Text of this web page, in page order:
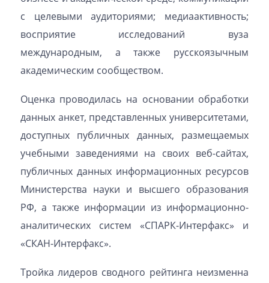
с целевыми аудиториями; медиаактивность;
восприятие исследований вуза
международным, а также русскоязычным
академическим сообществом.
Оценка проводилась на основании обработки
данных анкет, представленных университетами,
доступных публичных данных, размещаемых
учебными заведениями на своих веб-сайтах,
публичных данных информационных ресурсов
Министерства науки и высшего образования
РФ, а также информации из информационно-
аналитических систем «СПАРК-Интерфакс» и
«СКАН-Интерфакс».
Тройка лидеров сводного рейтинга неизменна